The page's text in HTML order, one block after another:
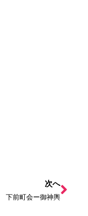
次へ
下前町会ー御神輿